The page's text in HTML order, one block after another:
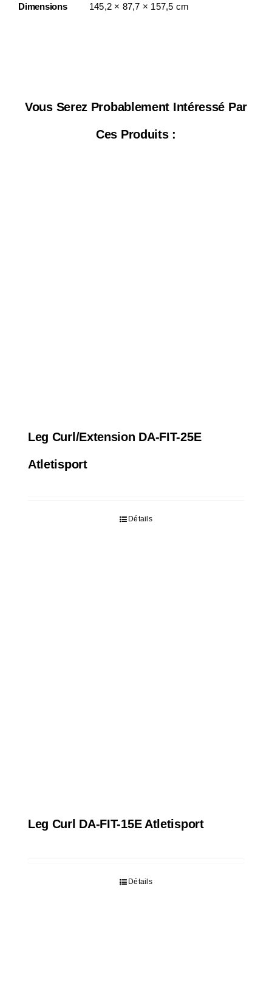
Dimensions 145,2 × 87,7 × 157,5 cm
Vous Serez Probablement Intéressé Par
Ces Produits :
Leg Curl/Extension DA-FIT-25E
Atletisport
Détails
Leg Curl DA-FIT-15E Atletisport
Détails